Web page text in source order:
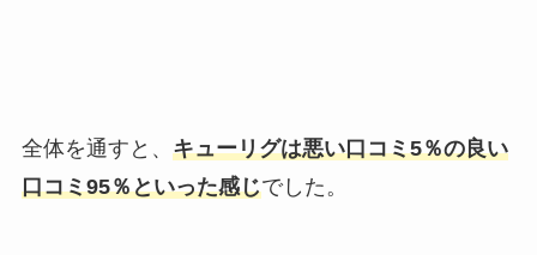
全体を通すと、 キューリグは悪い口コミ5％の良い
口コミ95％といった感じでした。